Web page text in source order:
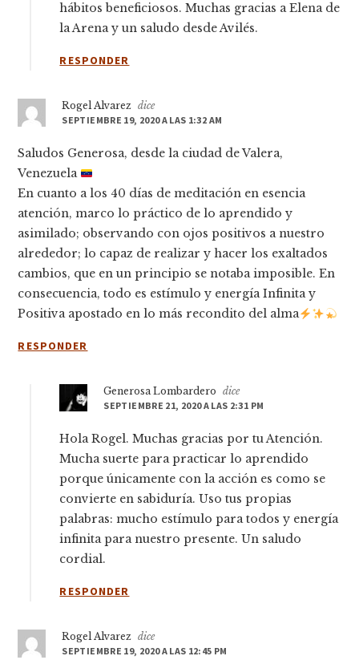
hábitos beneficiosos. Muchas gracias a Elena de
la Arena y un saludo desde Avilés.
RESPONDER
Rogel Alvarez dice
SEPTIEMBRE 19, 2020 A LAS 1:32 AM
Saludos Generosa, desde la ciudad de Valera,
Venezuela
En cuanto a los 40 días de meditación en esencia
atención, marco lo práctico de lo aprendido y
asimilado; observando con ojos positivos a nuestro
alrededor; lo capaz de realizar y hacer los exaltados
cambios, que en un principio se notaba imposible. En
consecuencia, todo es estímulo y energía Infinita y
Positiva apostado en lo más recondito del alma
RESPONDER
Generosa Lombardero
dice
SEPTIEMBRE 21, 2020 A LAS 2:31 PM
Hola Rogel. Muchas gracias por tu Atención.
Mucha suerte para practicar lo aprendido
porque únicamente con la acción es como se
convierte en sabiduría. Uso tus propias
palabras: mucho estímulo para todos y energía
infinita para nuestro presente. Un saludo
cordial.
RESPONDER
Rogel Alvarez dice
SEPTIEMBRE 19, 2020 A LAS 12:45 PM